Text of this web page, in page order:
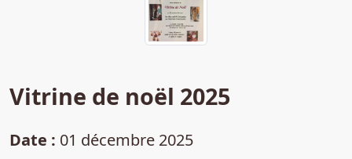
Vitrine de noël 2025
Date : 01 décembre 2025